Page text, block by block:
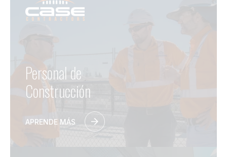
Personal de
Construcción
APRENDE MÁS